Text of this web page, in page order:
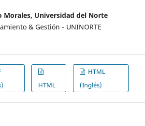
Morales, Universidad del Norte
& Gestión - UNINORTE
HTML
HTML
(Inglés)